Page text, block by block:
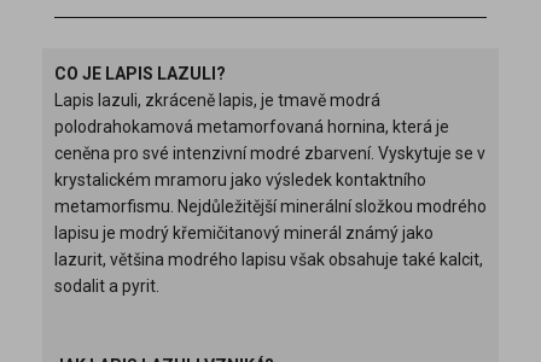
CO JE LAPIS LAZULI?
Lapis lazuli, zkráceně lapis, je tmavě modrá
polodrahokamová metamorfovaná hornina, která je
ceněna pro své intenzivní modré zbarvení. Vyskytuje se v
krystalickém mramoru jako výsledek kontaktního
metamorfismu. Nejdůležitější minerální složkou modrého
lapisu je modrý křemičitanový minerál známý jako
lazurit, většina modrého lapisu však obsahuje také kalcit,
sodalit a pyrit.